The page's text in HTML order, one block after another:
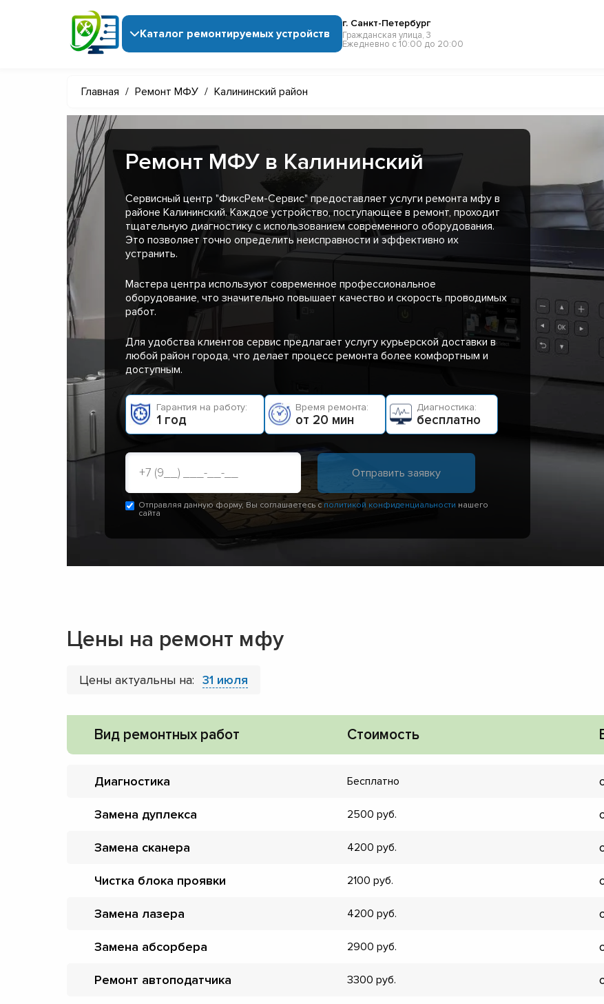
Каталог ремонтируемых устройств
г. Санкт-Петербург
Гражданская улица, 3
Ежедневно с 10:00 до 20:00
Главная / Ремонт МФУ / Калининский район
Ремонт МФУ в Калининский
Сервисный центр "ФиксРем-Сервис" предоставляет услуги ремонта мфу в
районе Калининский. Каждое устройство, поступающее в ремонт, проходит
тщательную диагностику с использованием современного оборудования.
Это позволяет точно определить неисправности и эффективно их
устранить.
Мастера центра используют современное профессиональное
оборудование, что значительно повышает качество и скорость проводимых
работ.
Для удобства клиентов сервис предлагает услугу курьерской доставки в
любой район города, что делает процесс ремонта более комфортным и
доступным.
Гарантия на работу:
1 год
Время ремонта:
от 20 мин
Диагностика:
бесплатно
Отправляя данную форму, Вы соглашаетесь с политикой конфиденциальности нашего
сайта
Цены на ремонт мфу
Цены актуальны на: 31 июля
Вид ремонтных работ Стоимость
Диагностика Бесплатно
Замена дуплекса 2500
Замена сканера 4200
Чистка блока проявки 2100
Замена лазера 4200
Замена абсорбера 2900
Ремонт автоподатчика 3300